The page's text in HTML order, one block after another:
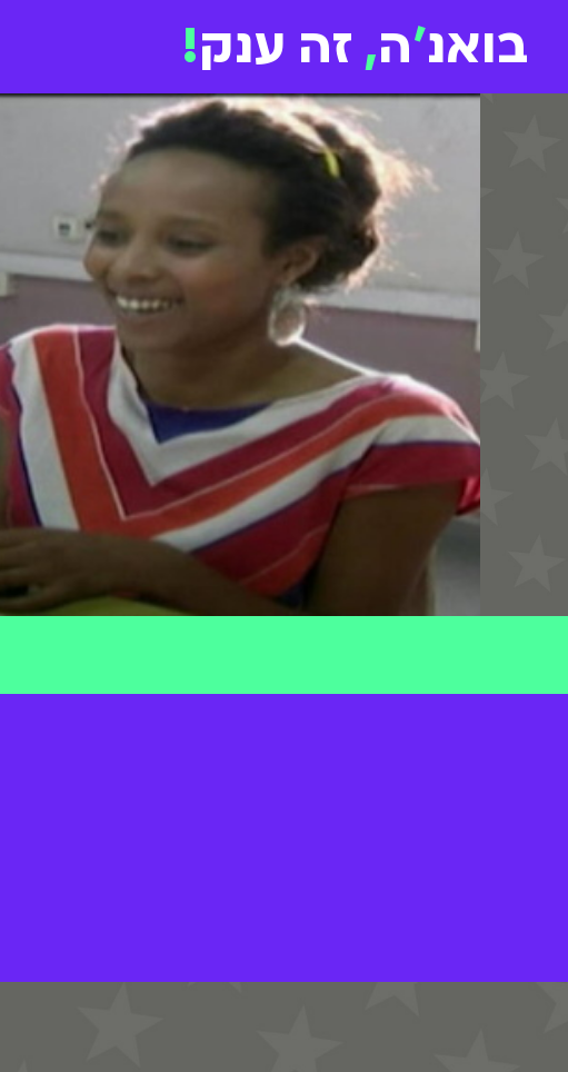
בואנ'ה, זה ענק!